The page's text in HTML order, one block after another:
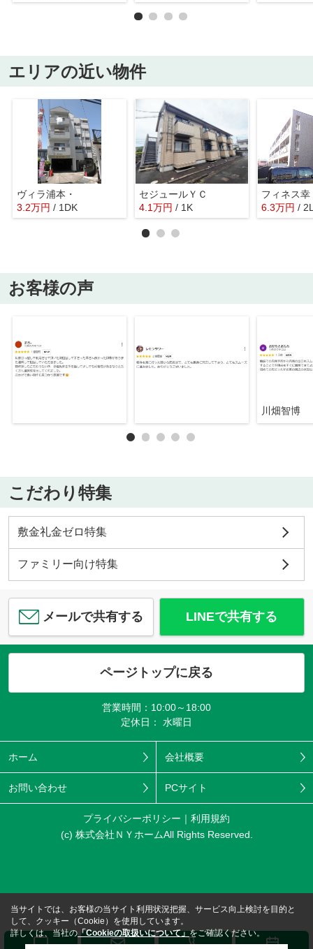
エリアの近い物件
ヴィラ浦本・
3.2万円 / 1DK
セジュールＹＣ
4.1万円 / 1K
フィネス幸
6.3万円 /
お客様の声
川畑智博
こだわり特集
敷金礼金ゼロ特集
ファミリー向け特集
メールで共有する LINEで共有する
ページトップに戻る
営業時間：10:00～18:00
定休日： 水曜日
ホーム 会社概要
お問い合わせ PCサイト
プライバシーポリシー
利用規約
(c) 株式会社ＮＹホームAll Rights Reserved.
当サイトでは、お客様の当サイト利用状況把握、サービス向上検討を目的と
して、クッキー（Cookie）を使用しています。
詳しくは、当社の 「Cookieの取扱いについて」をご確認ください。